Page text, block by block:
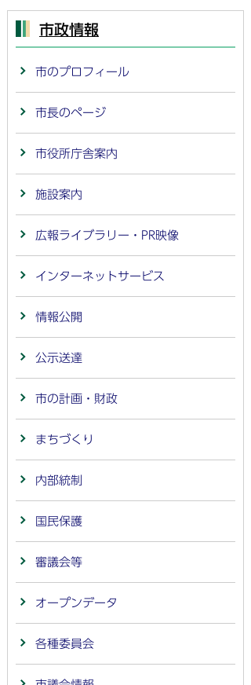
市政情報
市のプロフィール
市長のページ
市役所庁舎案内
施設案内
広報ライブラリー・PR映像
インターネットサービス
情報公開
公示送達
市の計画・財政
まちづくり
内部統制
国民保護
審議会等
オープンデータ
各種委員会